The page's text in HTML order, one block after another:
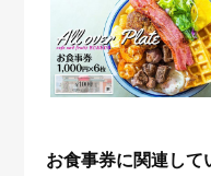
お食事券に関連して